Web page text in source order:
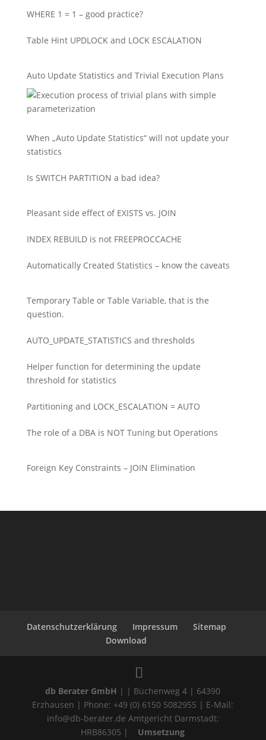
WHERE 1 = 1 – good practice?
Table Hint UPDLOCK and LOCK ESCALATION
Auto Update Statistics and Trivial Execution Plans
When „Auto Update Statistics“ will not update your
statistics
Is SWITCH PARTITION a bad idea?
Pleasant side effect of EXISTS vs. JOIN
INDEX REBUILD is not FREEPROCCACHE
Automatically Created Statistics – know the caveats
Temporary Table or Table Variable, that is the
question.
AUTO_UPDATE_STATISTICS and thresholds
Helper function for determining the update
threshold for statistics
Partitioning and LOCK_ESCALATION = AUTO
The role of a DBA is NOT Tuning but Operations
Foreign Key Constraints – JOIN Elimination
Datenschutzerklärung Impressum
Sitemap
Download
db Berater GmbH | | Büchenweg 4 | 64390
Erzhausen | Phone: +49 (0) 6150 5082955 | E-Mail:
info@db-berater.de Amtgericht Darmstadt:
HRB86305 | Umsetzung